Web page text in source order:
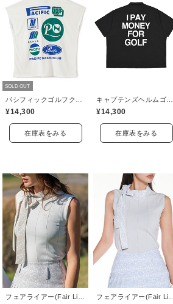
SOLD OUT
¥14,300
在庫表をみる
¥14,300
在庫表をみる